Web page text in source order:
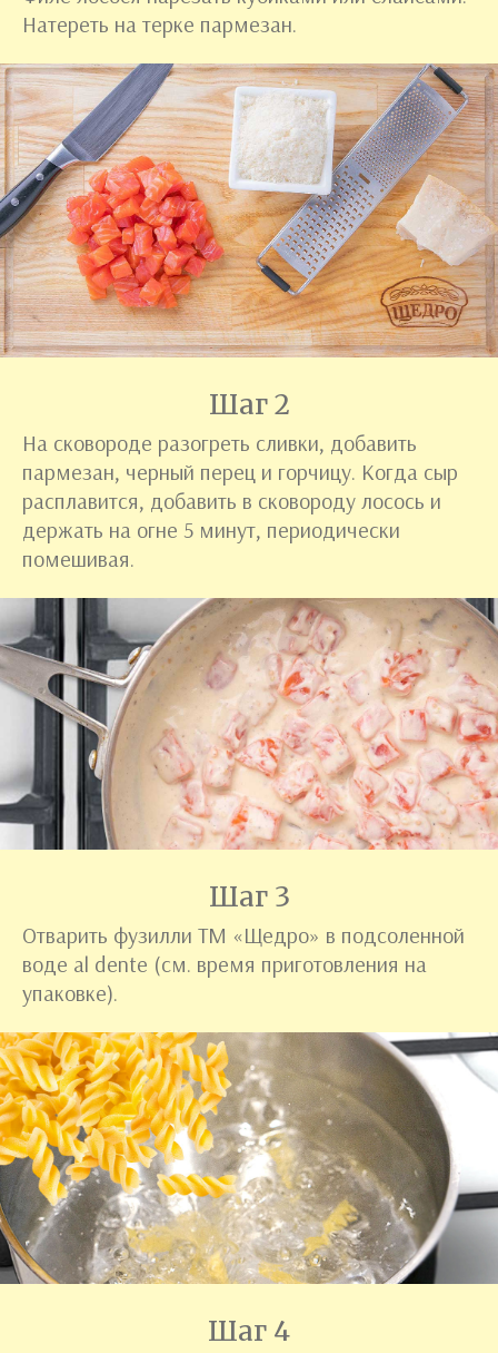
Натереть на терке пармезан.
Шаг 2
На сковороде разогреть сливки, добавить
пармезан, черный перец и горчицу. Когда сыр
расплавится, добавить в сковороду лосось и
держать на огне 5 минут, периодически
помешивая.
Шаг 3
Отварить фузилли ТМ «Щедро» в подсоленной
воде al dente (см. время приготовления на
упаковке).
Шаг 4